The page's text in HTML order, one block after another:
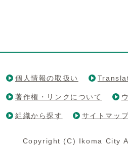
個人情報の取扱い
著作権・リンクについて
組織から探す サイトマッ
Copyright (C) Ikoma City